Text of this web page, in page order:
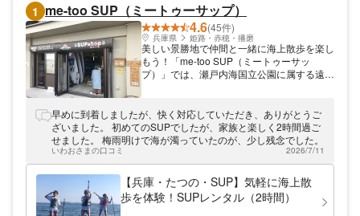
1 me-too SUP（ミートゥーサップ）
4.6(45件)
兵庫県 姫路・赤穂・播磨
美しい景勝地で仲間と一緒に海上散歩を楽し
もう！「me-too SUP（ミートゥーサッ
プ）」では、瀬戸内海国立公園に属する遠浅
楽しみいただけます。性別や年齢を問わず、
運動が苦手な方も体験できますよ！ご家族や
ご友人とのんびりとした心地よい時間をお過
早めに到着しましたが、快く対応していただき、ありがとうご
ざいました。 初めてのSUPでしたが、家族と楽しく2時間過ご
せました。 梅雨明けで海が濁っていたのが、少し残念でした。
いわおさまの口コミ 2026/7/11
【兵庫・たつの・SUP】気軽に海上散
歩を体験！SUPレンタル（2時間）